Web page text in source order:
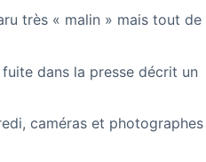
très « malin » mais tout de
dans la presse décrit un
caméras et photographes